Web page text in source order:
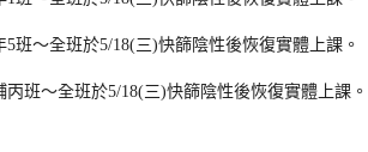
5班～全班於5/18(三)快篩陰性後恢復實體上課。
丙班～全班於5/18(三)快篩陰性後恢復實體上課。
school